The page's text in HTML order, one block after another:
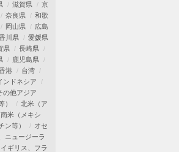
滋賀県
京
奈良県
和歌
岡山県
広島
川県
愛媛県
県
長崎県
鹿児島県
港
台湾
ンドネシア
の他アジア
）
北米（ア
米（メキシ
ン等）
オセ
ニュージーラ
ギリス、フラ